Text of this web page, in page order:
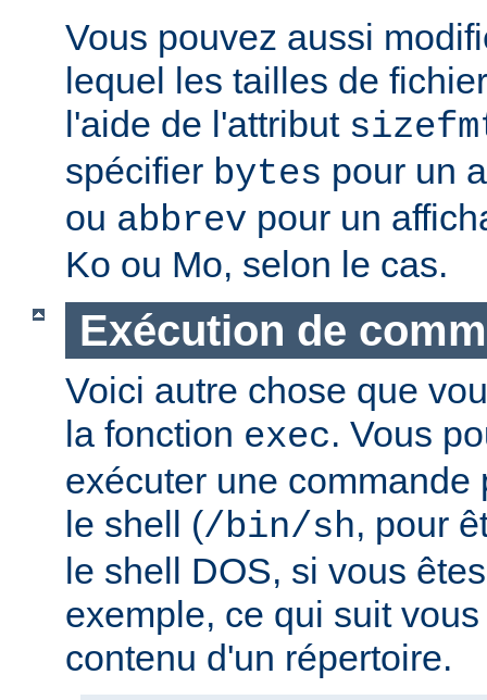
Vous pouvez aussi
lequel les tailles de
l'aide de l'attribut
spécifier bytes pour un
ou abbrev pour un
Ko ou Mo, selon le cas.
Exécution de
Voici autre chose que
la fonction exec. Vous
exécuter une commande
le shell (/bin/sh, pour
le shell DOS, si vous
exemple, ce qui suit
contenu d'un répertoire.